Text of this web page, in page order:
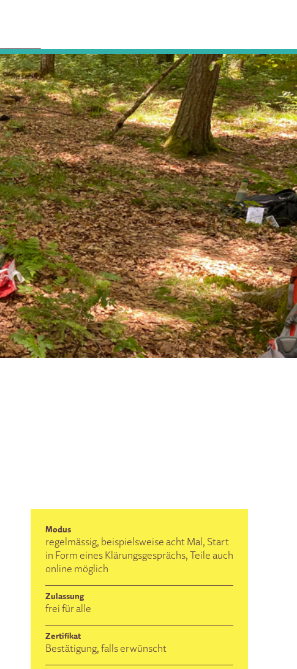
Modus
regelmässig, beispielsweise acht Mal, Start
in Form eines Klärungsgesprächs, Teile auch
online möglich
Zulassung
frei für alle
Zertifikat
Bestätigung, falls erwünscht